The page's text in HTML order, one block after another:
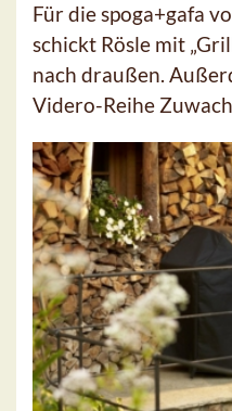
Für die spoga+gafa
schickt Rösle mit
nach draußen.
Videro-Reihe